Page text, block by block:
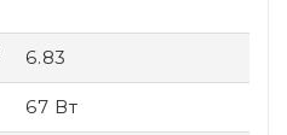
6.83
67 Вт